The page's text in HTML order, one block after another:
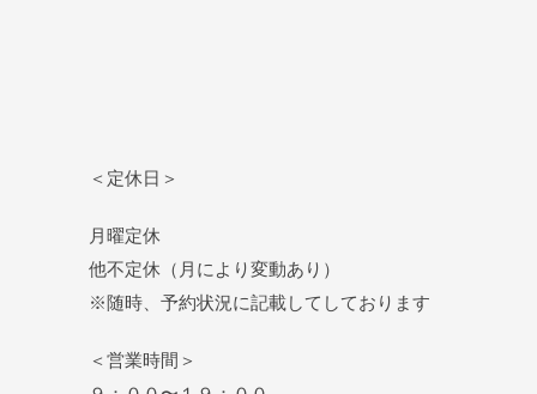
＜定休日＞
月曜定休
他不定休（月により変動あり）
※随時、予約状況に記載してしております
＜営業時間＞